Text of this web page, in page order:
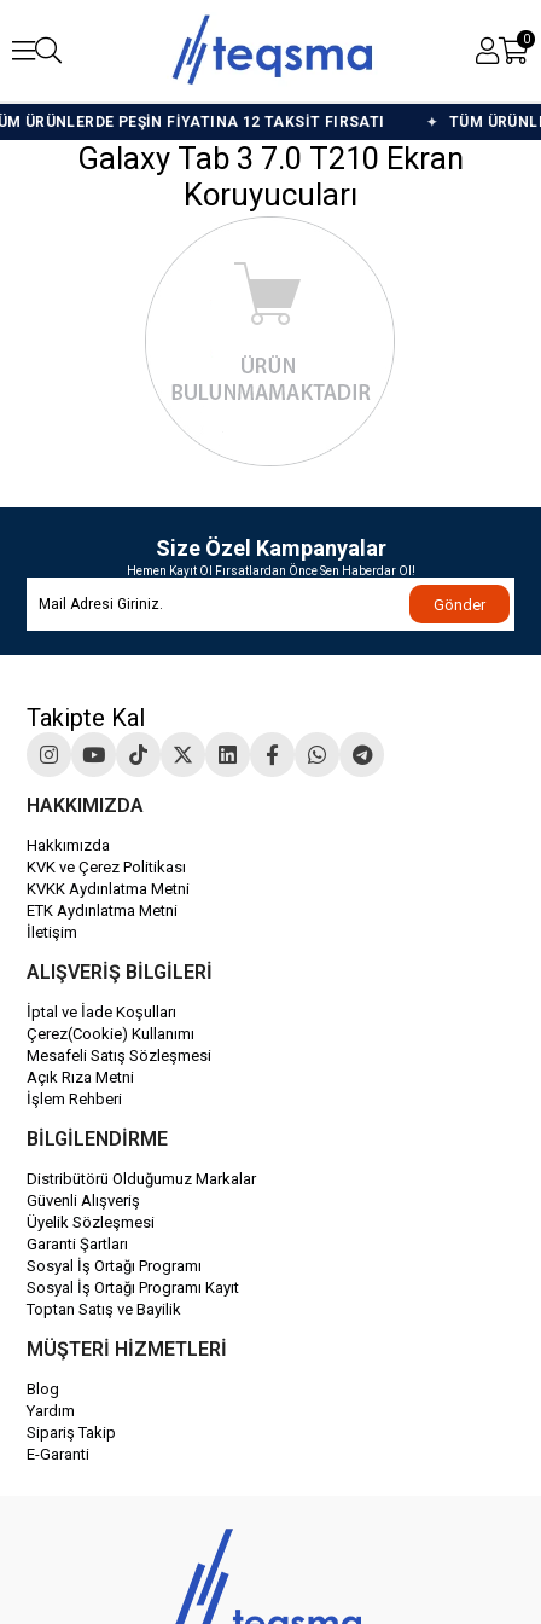
0
ÜRÜNLERDE PEŞİN FİYATINA 12 TAKSİT FIRSATI TÜM
Galaxy Tab 3 7.0 T210 Ekran
Koruyucuları
Size Özel Kampanyalar
Hemen Kayıt Ol Fırsatlardan Önce Sen Haberdar Ol!
Gönder
Takipte Kal
HAKKIMIZDA
Hakkımızda
KVK ve Çerez Politikası
KVKK Aydınlatma Metni
ETK Aydınlatma Metni
İletişim
ALIŞVERİŞ BİLGİLERİ
İptal ve İade Koşulları
Çerez(Cookie) Kullanımı
Mesafeli Satış Sözleşmesi
Açık Rıza Metni
İşlem Rehberi
BİLGİLENDİRME
Distribütörü Olduğumuz Markalar
Güvenli Alışveriş
Üyelik Sözleşmesi
Garanti Şartları
Sosyal İş Ortağı Programı
Sosyal İş Ortağı Programı Kayıt
Toptan Satış ve Bayilik
MÜŞTERİ HİZMETLERİ
Blog
Yardım
Sipariş Takip
E-Garanti